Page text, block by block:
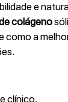
e
colágeno
como a
clínico,